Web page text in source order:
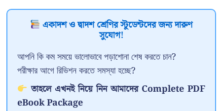
একাদশ ও দ্বাদশ শ্রেণির স্টুডেন্টদের জন্য দারুণ
সুযোগ!
আপনি কি কম সময়ে ভালোভাবে পড়াশোনা শেষ করতে চান?
পরীক্ষার আগে রিভিশন করতে সমস্যা হচ্ছে?
তাহলে এখনই নিয়ে নিন আমাদের Complete PDF
eBook Package